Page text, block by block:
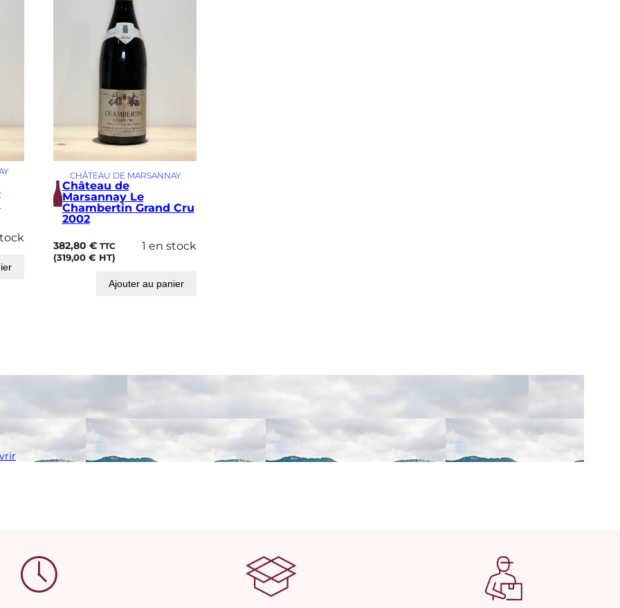
CHÂTEAU DE MARSANNAY
Château de
Marsannay Le
Chambertin Grand Cru
2002
382,80 € TTC
(319,00 €HT)
1 en stock
Ajouter au panier